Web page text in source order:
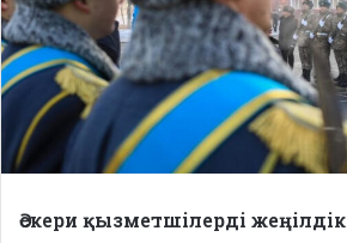
Әскери қызметшілерді